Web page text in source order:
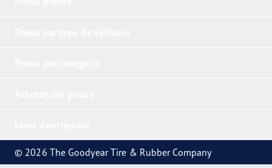
© 2026 The Goodyear Tire & Rubber Company